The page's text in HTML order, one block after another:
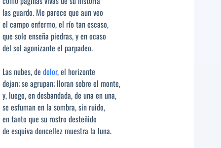
las guardo. Me parece que aun veo
el campo enfermo, el río tan escaso,
que solo enseña piedras, y en ocaso
del sol agonizante el parpadeo.
Las nubes, de dolor, el horizonte
dejan; se agrupan; lloran sobre el monte,
y, luego, en desbandada, de una en una,
se esfuman en la sombra, sin ruido,
en tanto que su rostro desteñido
de esquiva doncellez muestra la luna.